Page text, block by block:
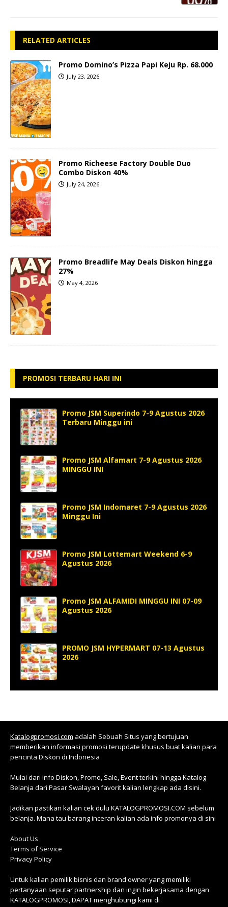
RELATED ARTICLES
Promo Domino’s Pizza Papi Keju Rp. 68.000
July 23, 2026
Promo Richeese Factory Double Duo
Combo Diskon 40%
July 24, 2026
Promo Breadlife May Deals Diskon hingga
27%
May 4, 2026
PROMOSI TERBARU HARI INI
Promo JSM Superindo 7-9 Agustus 2026
Terbaru Minggu ini
Promo JSM Alfamart 7-9 Agustus 2026
MINGGU INI
Promo JSM Indomaret 7-9 Agustus 2026
Minggu Ini
Promo JSM Lottemart Weekend 6-9
Agustus 2026
Promo JSM ALFAMIDI MINGGU INI 07-09
Agustus 2026
PROMO JSM HYPERMART 07-13 Agustus
2026
Katalogpromosi.com adalah Sebuah Situs yang bertujuan
memberikan informasi promosi terupdate khusus buat kalian para
pencinta Diskon di Indonesia
Mulai dari Info Diskon, Promo, Sale, Event terkini hingga Katalog
Belanja dari Pasar Swalayan favorit kalian lengkap ada disini.
Jadikan pastikan kalian cek dulu KATALOGPROMOSI.COM sebelum
belanja. Mana tau barang inceran kalian ada info promonya di sini
About Us
Terms of Service
Privacy Policy
Untuk kalian pemilik bisnis dan brand owner yang memiliki
pertanyaan seputar partnership dan ingin bekerjasama dengan
KATALOGPROMOSI, DAPAT menghubungi kami di